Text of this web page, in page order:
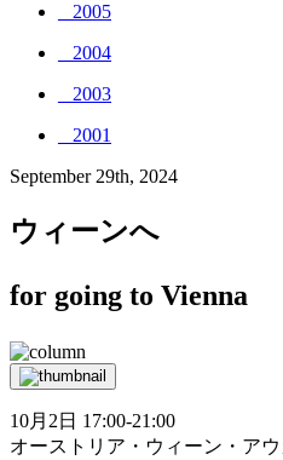
_ 2005
_ 2004
_ 2003
_ 2001
September 29th, 2024
ウィーンへ
for going to Vienna
10月2日 17:00-21:00
オーストリア・ウィーン・ア